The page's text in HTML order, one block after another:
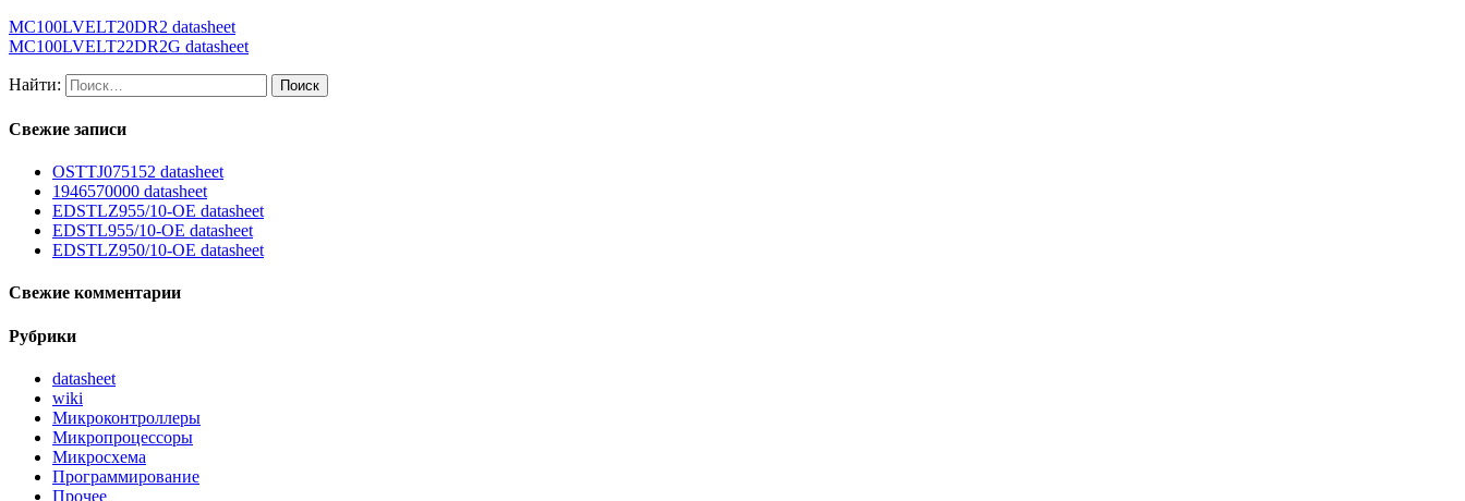
MC100LVELT20DR2 datasheet
MC100LVELT22DR2G datasheet
Найти:
Свежие записи
OSTTJ075152 datasheet
1946570000 datasheet
EDSTLZ955/10-OE datasheet
EDSTL955/10-OE datasheet
EDSTLZ950/10-OE datasheet
Свежие комментарии
Рубрики
datasheet
wiki
Микроконтроллеры
Микропроцессоры
Микросхема
Программирование
Прочее